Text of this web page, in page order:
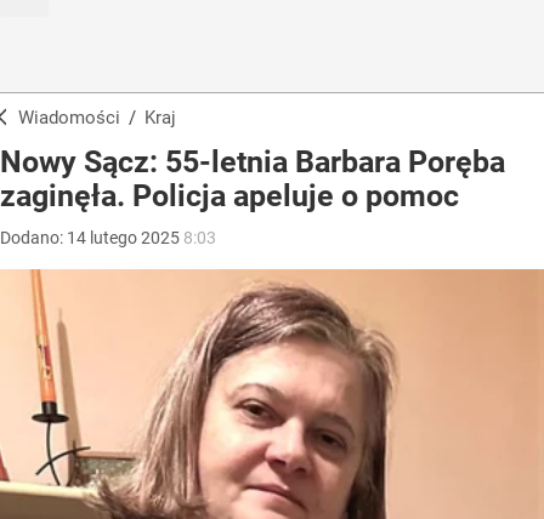
Wiadomości / Kraj
Nowy Sącz: 55-letnia Barbara Poręba
zaginęła. Policja apeluje o pomoc
Dodano: 14 lutego2025 8:03